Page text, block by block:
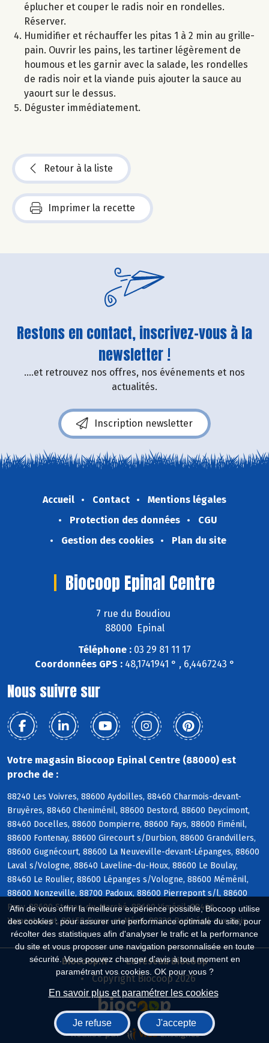
Afin de vous offrir la meilleure expérience possible, Biocoop utilise
des cookies : pour assurer une performance optimale du site, pour
récolter des statistiques afin d'analyser le trafic et la performance
du site et vous proposer une navigation personnalisée en toute
sécurité. Vous pouvez changer d'avis à tout moment en
paramétrant vos cookies. OK pour vous ?
En savoir plus et paramétrer les cookies
Je refuse J'accepte
éplucher et couper le radis noir en rondelles.
Réserver.
Humidifier et réchauffer les pitas 1 à 2 min au grille-
pain. Ouvrir les pains, les tartiner légèrement de
houmous et les garnir avec la salade, les rondelles
de radis noir et la viande puis ajouter la sauce au
yaourt sur le dessus.
Déguster immédiatement.
Retour à la liste
Imprimer la recette
Restons en contact, inscrivez-vous à la
newsletter !
....et retrouvez nos offres, nos événements et nos
actualités.
Inscription newsletter
Accueil Contact
Mentions légales
Protection des données
CGU
Gestion des cookies
Plan du site
Biocoop Epinal Centre
7 rue du Boudiou
88000 Epinal
Téléphone : 03 29 81 11 17
Coordonnées GPS :48,1741941 ° , 6,4467243 °
Nous suivre sur
Votre magasin Biocoop Epinal Centre (88000) est
proche de :
88240 Les Voivres, 88600 Aydoilles, 88460 Charmois-devant-
Bruyères, 88460 Cheniménil, 88600 Destord, 88600 Deycimont,
88460 Docelles, 88600 Dompierre, 88600 Fays, 88600 Fiménil,
88600 Fontenay, 88600 Girecourt s/Durbion, 88600 Grandvillers,
88600 Gugnécourt, 88600 La Neuveville-devant-Lépanges, 88600
Laval s/Vologne, 88640 Laveline-du-Houx, 88600 Le Boulay,
88460 Le Roulier, 88600 Lépanges s/Vologne, 88600 Méménil,
88600 Nonzeville, 88700 Padoux, 88600 Pierrepont s/l, 88600
Prey, 88600 St-Jean-du-Marché, 88600 Viménil, 88460
Xamontarupt, 88450 Evaux-et-Ménil, 88330 Badménil-aux-Bois
Biocoop.fr
Le réseau Biocoop
Copyright Biocoop 2026
Réalisé par